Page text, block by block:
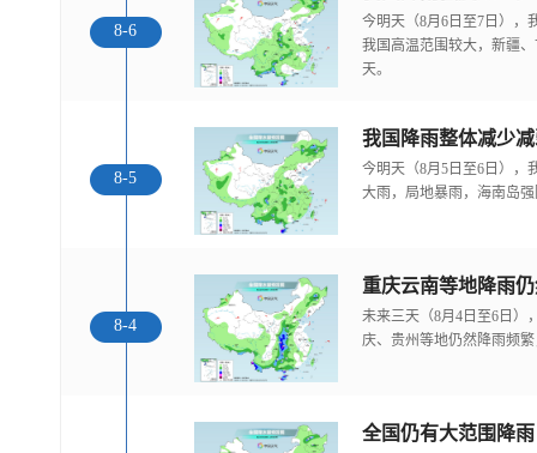
8-6
今明天（8月6日至7日），
我国高温范围较大，新疆
天。
8-5
我国降雨整体减少
今明天（8月5日至6日），
大雨，局地暴雨，海南岛
8-4
重庆云南等地降雨
未来三天（8月4日至6日）
庆、贵州等地仍然降雨频
全国仍有大范围降